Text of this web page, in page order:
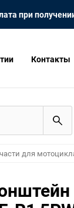
при
Контакты
для